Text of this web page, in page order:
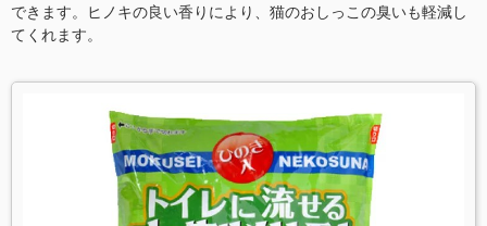
できます。ヒノキの良い香りにより、猫のおしっこの臭いも軽減し
てくれます。